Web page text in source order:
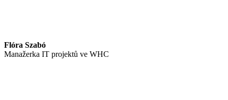
Flóra Szabó
Manažerka IT projektů ve WHC